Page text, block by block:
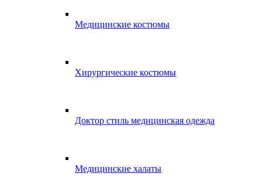
Медицинские костюмы
Хирургические костюмы
Доктор стиль медицинская одежда
Медицинские халаты